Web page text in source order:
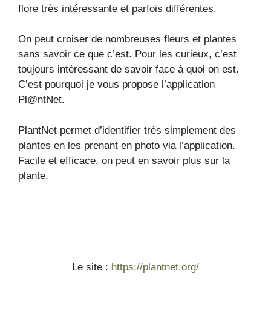
flore très intéressante et parfois différentes.
On peut croiser de nombreuses fleurs et plantes
sans savoir ce que c’est. Pour les curieux, c’est
toujours intéressant de savoir face à quoi on est.
C’est pourquoi je vous propose l’application
Pl@ntNet.
PlantNet permet d’identifier très simplement des
plantes en les prenant en photo via l’application.
Facile et efficace, on peut en savoir plus sur la
plante.
Le site : https://plantnet.org/